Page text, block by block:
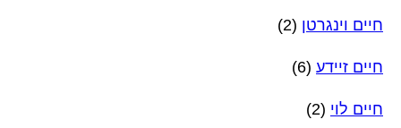
חיים וינגרטן (2)
חיים זיידע (6)
חיים לוי (2)